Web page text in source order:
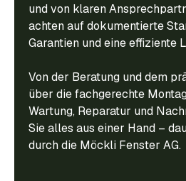
und von klaren
achten auf dokumentierte
Garantien und eine effiziente
Von der Beratung und dem
über die fachgerechte
Wartung, Reparatur und
Sie alles aus einer Hand –
durch die Möckli Fenster AG.